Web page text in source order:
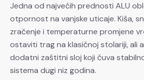
Jedna od najvećih prednosti ALU
otpornost na vanjske uticaje. Kiša,
zračenje i temperaturne promjene
ostaviti trag na klasičnoj stolariji, ali
dodatni zaštitni sloj koji čuva
sistema dugi niz godina.